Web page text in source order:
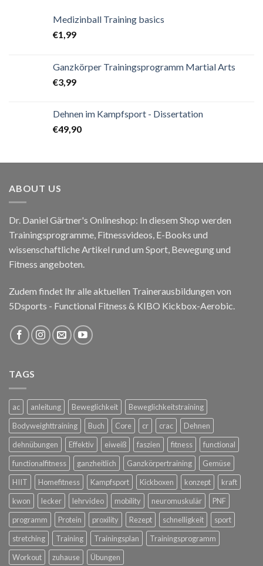
Medizinball Training basics
€1,99
Ganzkörper Trainingsprogramm Martial Arts
€3,99
Dehnen im Kampfsport - Dissertation
€49,90
ABOUT US
Dr. Daniel Gärtner's Onlineshop: In diesem Shop werden
Trainingsprogramme, Fitnessvideos, E-Books und
wissenschaftliche Artikel rund um Sport, Bewegung und
Fitness angeboten.
Zudem findet Ihr alle aktuellen Trainerausbildungen von
5Dsports - Functional Fitness & KIBO Kickbox-Aerobic.
TAGS
ac anleitung Beweglichkeit
Beweglichkeitstraining
Bodyweighttraining
Buch Core cr crac
Dehnen
dehnübungen
Effektiv eiweiß faszien fitness
functional
functionalfitness
ganzheitlich Ganzkörpertraining
Gemüse
HIIT
Homefitness Kampfsport Kickboxen konzept
kraft
kwon
lecker lehrvideo mobility neuromuskulär
PNF
programm
Protein proxility Rezept schnelligkeit
sport
stretching
Training Trainingsplan
Trainingsprogramm
Workout
zuhause Übungen